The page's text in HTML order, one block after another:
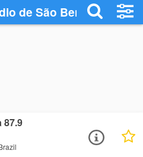
de São Bento do
87.9